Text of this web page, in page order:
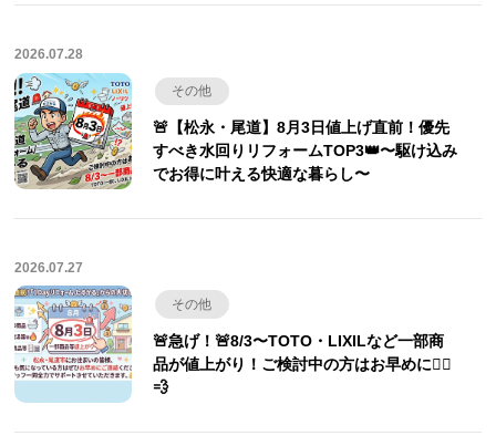
2026.07.28
その他
🚨【松永・尾道】8月3日値上げ直前！優先
すべき水回りリフォームTOP3👑〜駆け込み
でお得に叶える快適な暮らし〜
2026.07.27
その他
🚨急げ！🚨8/3〜TOTO・LIXILなど一部商
品が値上がり！ご検討中の方はお早めに🏃‍♂️
💨